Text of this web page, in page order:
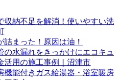
収納不足を解消！使いやすい洗
詰まった！原因は油！
の水漏れをきっかけにエコキュ
活用の施工事例｜沼津市
機能付きガス給湯器・浴室暖房